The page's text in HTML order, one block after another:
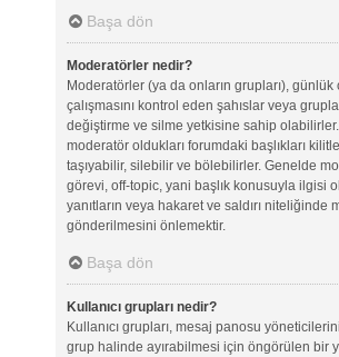
Başa dön
Moderatörler nedir?
Moderatörler (ya da onların grupları),
çalışmasını kontrol eden şahıslar veya
değiştirme ve silme yetkisine sahip olabilirler.
moderatör oldukları forumdaki başlıkları
taşıyabilir, silebilir ve bölebilirler. Genelde
görevi, off-topic, yani başlık konusuyla ilgisi
yanıtların veya hakaret ve saldırı niteliğinde
gönderilmesini önlemektir.
Başa dön
Kullanıcı grupları nedir?
Kullanıcı grupları, mesaj panosu
grup halinde ayırabilmesi için öngörülen bir